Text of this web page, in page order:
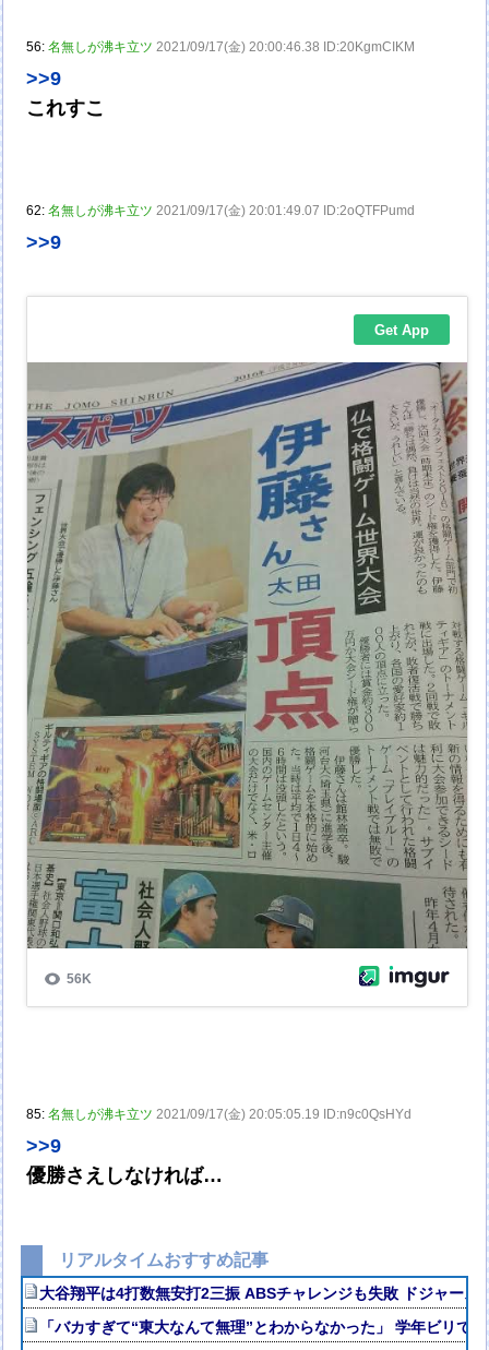
56:名無しが沸キ立ツ 2021/09/17(金) 20:00:46.38 ID:20KgmCIKM
>>9
これすこ
62:名無しが沸キ立ツ 2021/09/17(金) 20:01:49.07 ID:2oQTFPumd
>>9
85:名無しが沸キ立ツ 2021/09/17(金) 20:05:05.19 ID:n9c0QsHYd
>>9
優勝さえしなければ…
リアルタイムおすすめ記事
大谷翔平は4打数無安打2三振 ABSチャレンジも失敗 ドジャー
「バカすぎて“東大なんて無理”とわからなかった」 学年ビリ